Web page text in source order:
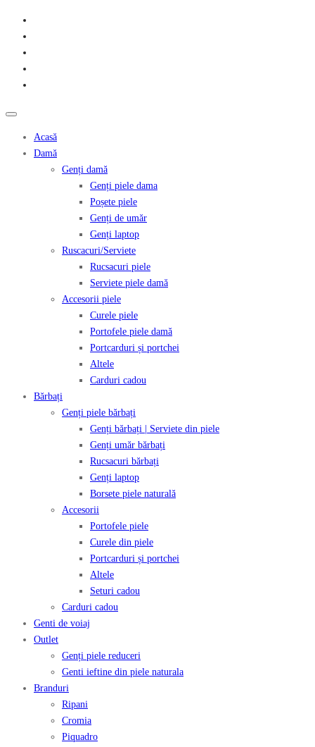
Acasă
Damă
Genți damă
Genți piele dama
Poșete piele
Genți de umăr
Genți laptop
Ruscacuri/Serviete
Rucsacuri piele
Serviete piele damă
Accesorii piele
Curele piele
Portofele piele damă
Portcarduri și portchei
Altele
Carduri cadou
Bărbați
Genți piele bărbați
Genți bărbați | Serviete din piele
Genți umăr bărbați
Rucsacuri bărbați
Genți laptop
Borsete piele naturală
Accesorii
Portofele piele
Curele din piele
Portcarduri și portchei
Altele
Seturi cadou
Carduri cadou
Genti de voiaj
Outlet
Genți piele reduceri
Genti ieftine din piele naturala
Branduri
Ripani
Cromia
Piquadro